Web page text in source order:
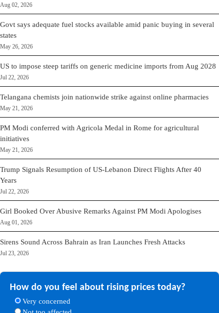
Aug 02, 2026
Govt says adequate fuel stocks available amid panic buying in several
states
May 26, 2026
US to impose steep tariffs on generic medicine imports from Aug 2028
Jul 22, 2026
Telangana chemists join nationwide strike against online pharmacies
May 21, 2026
PM Modi conferred with Agricola Medal in Rome for agricultural
initiatives
May 21, 2026
Trump Signals Resumption of US-Lebanon Direct Flights After 40
Years
Jul 22, 2026
Girl Booked Over Abusive Remarks Against PM Modi Apologises
Aug 01, 2026
Sirens Sound Across Bahrain as Iran Launches Fresh Attacks
Jul 23, 2026
How do you feel about rising prices today?
Very concerned